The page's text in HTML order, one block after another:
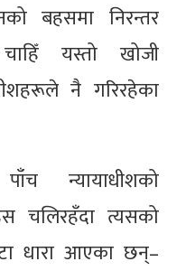
बहसमा निरन्तर
यस्तो खोजी
नै गरिरहेका
पाँच न्यायाधीशको
चलिरहँदा त्यसको
धारा आएका छन्–